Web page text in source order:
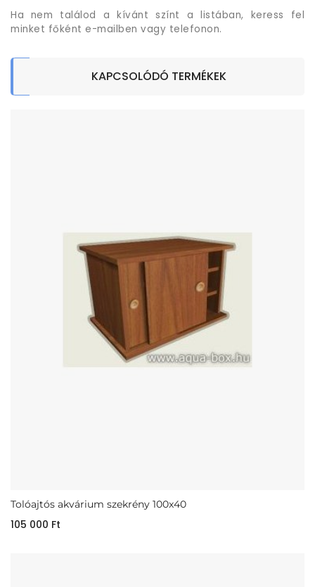
Ha nem találod a kívánt színt a listában, keress fel
minket főként e-mailben vagy telefonon.
KAPCSOLÓDÓ TERMÉKEK
Tolóajtós akvárium szekrény 100x40
105 000 Ft